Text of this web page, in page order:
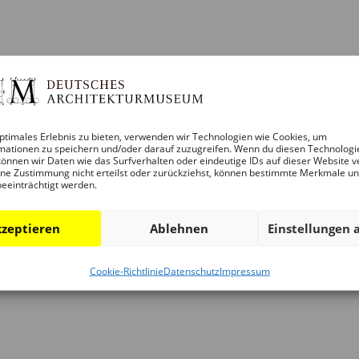
Erlebnis zu bieten, verwenden wir Technologien wie Cookies, um
zu speichern und/oder darauf zuzugreifen. Wenn du diesen
wir Daten wie das Surfverhalten oder eindeutige IDs auf dieser Website
Zustimmung nicht erteilst oder zurückziehst, können bestimmte Merkmale
werden.
Ablehnen Einstellungen
Cookie-RichtlinieDatenschutzImpressum